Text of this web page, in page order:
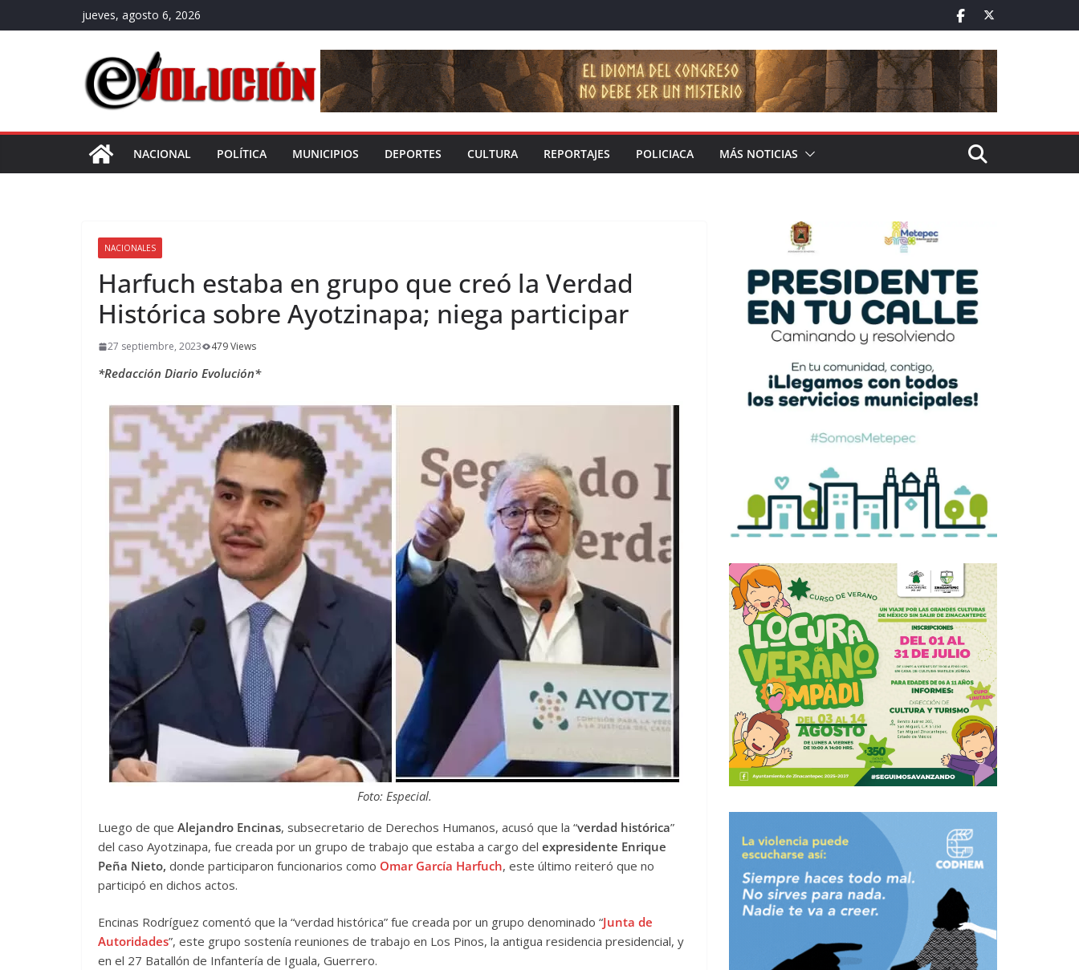
al
jueves, agosto 6, 2026
NACIONAL POLÍTICA MUNICIPIOS DEPORTES CULTURA REPORTAJES POLICIACA MÁS NOTICIAS
NACIONALES
Harfuch estaba en grupo que creó la Verdad
Histórica sobre Ayotzinapa; niega participar
27 septiembre, 2023 479 Views
*Redacción Diario Evolución*
Foto: Especial.
Luego de que Alejandro Encinas, subsecretario de Derechos Humanos, acusó que la “verdad histórica”
del caso Ayotzinapa, fue creada por un grupo de trabajo que estaba a cargo del expresidente Enrique
Peña Nieto, donde participaron funcionarios como Omar García Harfuch, este último reiteró que no
participó en dichos actos.
Encinas Rodríguez comentó que la “verdad histórica” fue creada por un grupo denominado “Junta de
Autoridades”, este grupo sostenía reuniones de trabajo en Los Pinos, la antigua residencia presidencial, y
en el 27 Batallón de Infantería de Iguala, Guerrero.